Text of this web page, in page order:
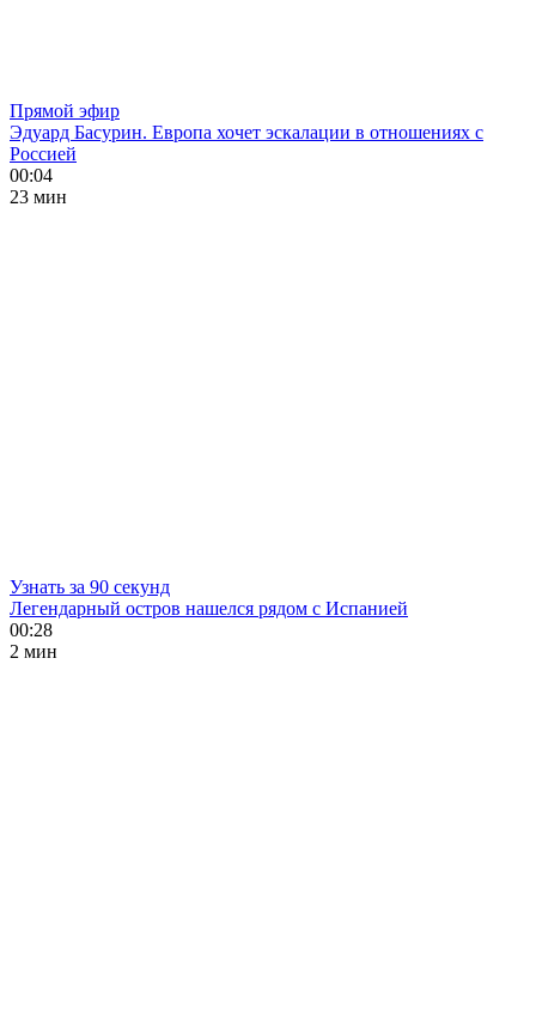
Прямой эфир
Эдуард Басурин. Европа хочет эскалации в отношениях с
Россией
00:04
23 мин
Узнать за 90 секунд
Легендарный остров нашелся рядом с Испанией
00:28
2 мин